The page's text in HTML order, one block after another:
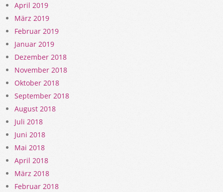
April 2019
März 2019
Februar 2019
Januar 2019
Dezember 2018
November 2018
Oktober 2018
September 2018
August 2018
Juli 2018
Juni 2018
Mai 2018
April 2018
März 2018
Februar 2018